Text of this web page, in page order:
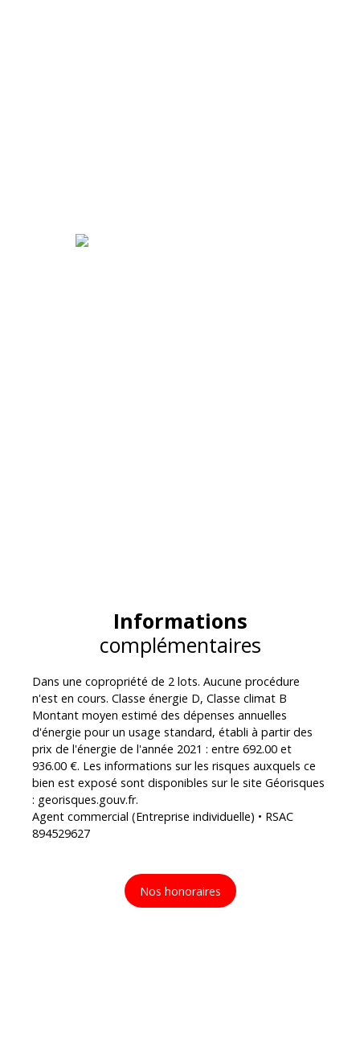
Informations
complémentaires
Dans une copropriété de 2 lots. Aucune procédure
n'est en cours. Classe énergie D, Classe climat B
Montant moyen estimé des dépenses annuelles
d'énergie pour un usage standard, établi à partir des
prix de l'énergie de l'année 2021 : entre 692.00 et
936.00 €. Les informations sur les risques auxquels ce
bien est exposé sont disponibles sur le site Géorisques
: georisques.gouv.fr.
Agent commercial (Entreprise individuelle) • RSAC
894529627
Nos honoraires